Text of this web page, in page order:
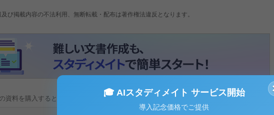
及び掲載内容の不法利用、無断転載・配布は著作権法違反となります。
資料を購入すると、テキストデータがみえます。 )
🎓 AIスタディメイト サービス開始
導入記念価格でご提供